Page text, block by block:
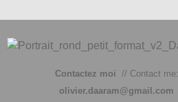
Contactez moi // Contact me:
olivier.daaram@gmail.com